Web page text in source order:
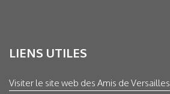
LIENS UTILES
Visiter le site web des Amis de Versailles